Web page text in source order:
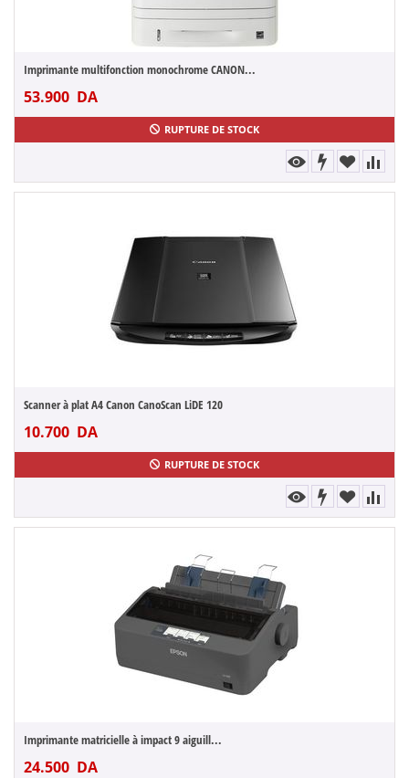
Imprimante multifonction monochrome CANON...
53.900 DA
RUPTURE DE STOCK
Scanner à plat A4 Canon CanoScan LiDE 120
10.700 DA
RUPTURE DE STOCK
Imprimante matricielle à impact 9 aiguill...
24.500 DA